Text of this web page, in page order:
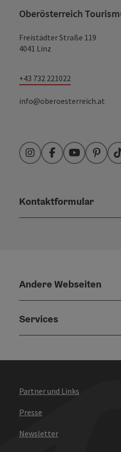
Oberösterreich
Freistädter Straße 119
4041 Linz
+43 732 221022
info@oberoesterreich.at
InstagramFacebookYouTube
Kontaktformular
Andere Webseiten
Services
Partner und Links
Presse
Newsletter